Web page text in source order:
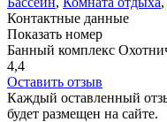
Контактные данные
Показать номер
Банный комплекс
4,4
Оставить отзыв
Каждый оставленный
будет размещен на сайте.